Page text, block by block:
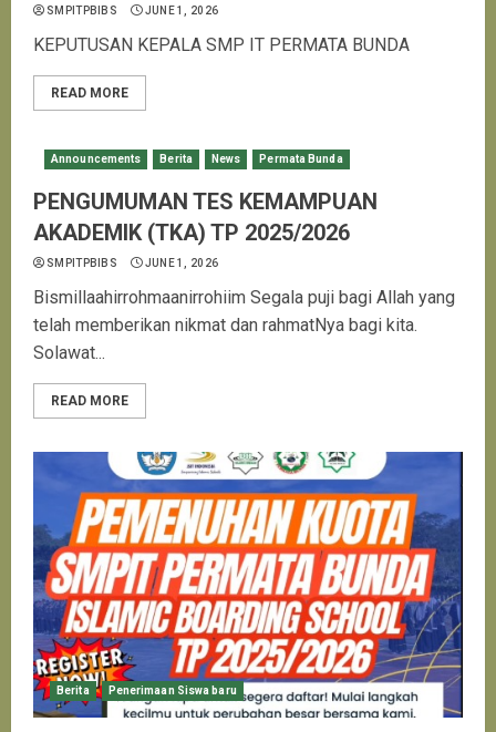
SMPITPBIBS JUNE 1, 2026
KEPUTUSAN KEPALA SMP IT PERMATA BUNDA
READ MORE
Announcements Berita News Permata Bunda
PENGUMUMAN TES KEMAMPUAN
AKADEMIK (TKA) TP 2025/2026
SMPITPBIBS JUNE 1, 2026
Bismillaahirrohmaanirrohiim Segala puji bagi Allah yang
telah memberikan nikmat dan rahmatNya bagi kita.
Solawat...
READ MORE
Berita Penerimaan Siswa baru